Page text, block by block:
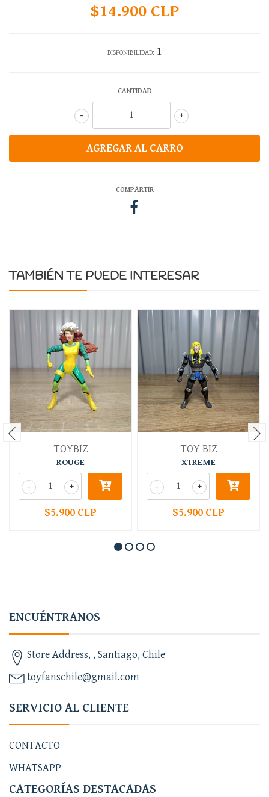
$14.900 CLP
DISPONIBILIDAD: 1
CANTIDAD
+
-
COMPARTIR
TAMBIÉN TE PUEDE INTERESAR
TOYBIZ
ROUGE
+
-
$5.900 CLP
TOY BIZ
XTREME
+
-
$5.900 CLP
ENCUÉNTRANOS
Store Address, , Santiago, Chile
toyfanschile@gmail.com
SERVICIO AL CLIENTE
CONTACTO
WHATSAPP
CATEGORÍAS DESTACADAS